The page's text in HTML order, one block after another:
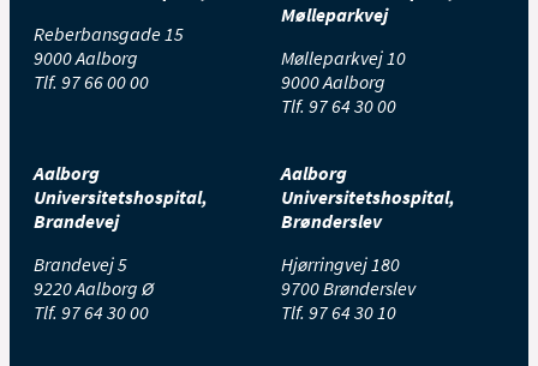
Reberbansgade 15
9000 Aalborg
Tlf. 97 66 00 00
Mølleparkvej
Mølleparkvej 10
9000 Aalborg
Tlf. 97 64 30 00
Aalborg
Universitetshospital,
Brandevej
Brandevej 5
9220 Aalborg Ø
Tlf. 97 64 30 00
Aalborg
Universitetshospital,
Brønderslev
Hjørringvej 180
9700 Brønderslev
Tlf. 97 64 30 10